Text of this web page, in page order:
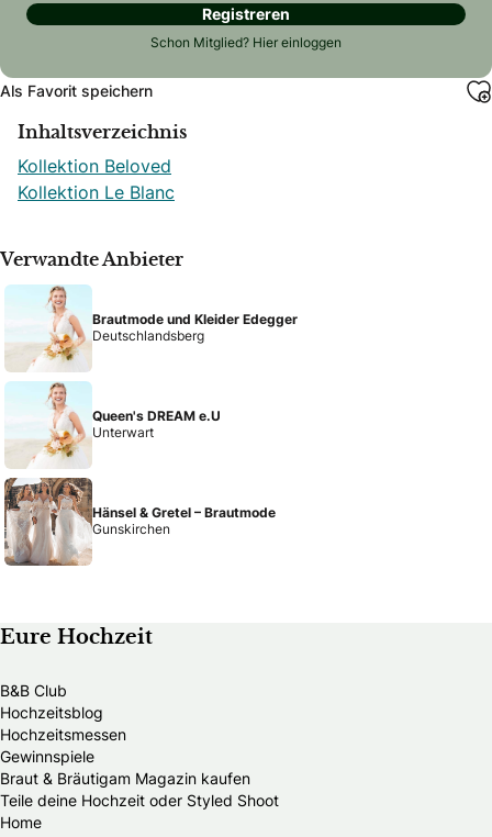
Registreren
Schon Mitglied? Hier einloggen
Als Favorit speichern
Inhaltsverzeichnis
Kollektion Beloved
Kollektion Le Blanc
Verwandte Anbieter
Brautmode und Kleider Edegger
Deutschlandsberg
Queen's DREAM e.U
Unterwart
Hänsel & Gretel – Brautmode
Gunskirchen
Eure Hochzeit
B&B Club
Hochzeitsblog
Hochzeitsmessen
Gewinnspiele
Braut & Bräutigam Magazin kaufen
Teile deine Hochzeit oder Styled Shoot
Home